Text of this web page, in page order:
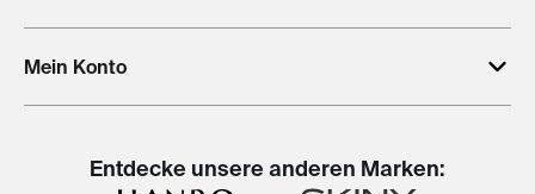
Mein Konto
Entdecke unsere anderen Marken: